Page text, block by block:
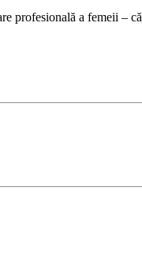
profesională a femeii –